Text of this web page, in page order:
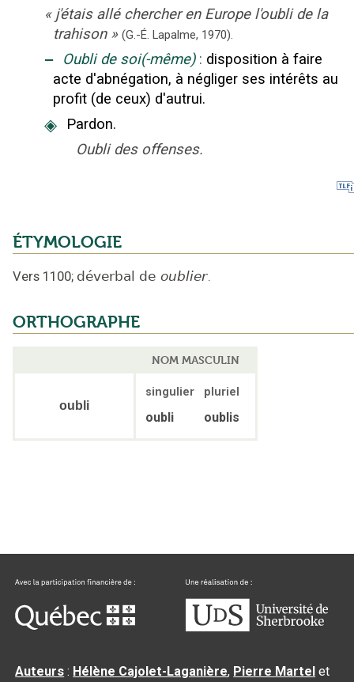
« j'étais allé chercher en Europe l'oubli de la
trahison » (G.-É. Lapalme, 1970).
‒ Oubli de soi(-même) : disposition à faire
acte d'abnégation, à négliger ses intérêts au
profit (de ceux) d'autrui.
◈
Pardon.
Oubli des offenses.
ÉTYMOLOGIE
Vers 1100; déverbal de oublier.
ORTHOGRAPHE
NOM MASCULIN
oubli
singulier pluriel
oubli oublis
Auteurs : Hélène Cajolet-Laganière, Pierre Martel et